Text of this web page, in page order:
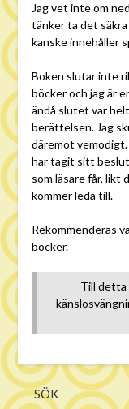
Jag vet inte om
tänker ta det
kanske innehåller
Boken slutar inte
böcker och jag är
ändå slutet var
berättelsen. Jag
däremot
har tagit sitt
som läsare får, likt
kommer leda till.
Rekommenderas
böcker.
Till detta
SÖK